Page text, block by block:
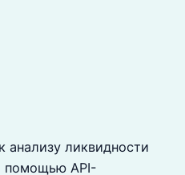
анализу ликвидности
помощью API-